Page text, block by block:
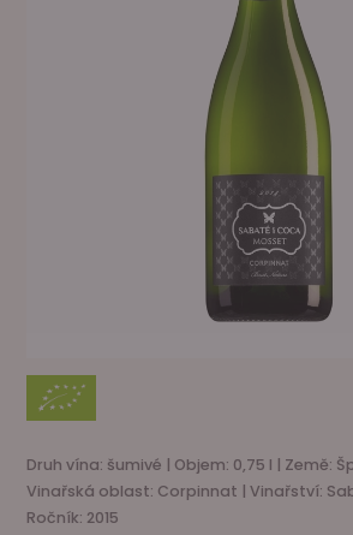
Druh vína: šumivé | Objem: 0,75 l | Země:
Vinařská oblast: Corpinnat | Vinařství:
Ročník: 2015